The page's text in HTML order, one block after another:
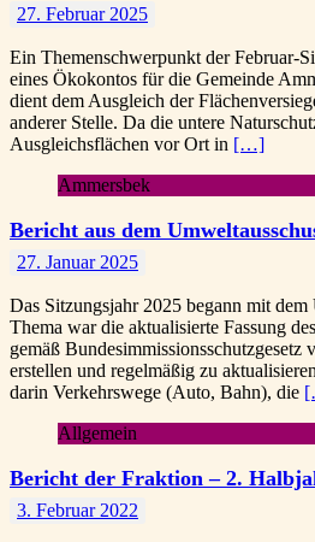
27. Februar 2025
Ein Themenschwerpunkt der Februar-
eines Ökokontos für die Gemeinde
dient dem Ausgleich der
anderer Stelle. Da die untere
Ausgleichsflächen vor Ort in […]
Ammersbek
Bericht aus dem
27. Januar 2025
Das Sitzungsjahr 2025 begann mit dem
Thema war die aktualisierte Fassung
gemäß Bundesimmissionsschutzgesetz
erstellen und regelmäßig zu
darin Verkehrswege (Auto, Bahn), die
Allgemein
Bericht der Fraktion – 2.
3. Februar 2022